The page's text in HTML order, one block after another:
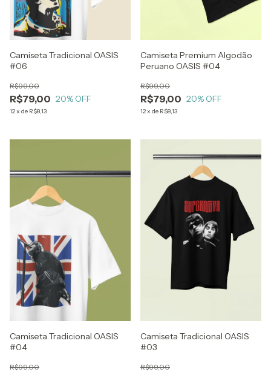
Camiseta Tradicional OASIS
#06
R$79,00
R$99,00
20% OFF
12x de R$8,13
Camiseta Premium Algodão
Peruano OASIS #04
R$79,00
R$99,00
20% OFF
12x de R$8,13
Camiseta Tradicional OASIS
#04
R$99,00
Camiseta Tradicional OASIS
#03
R$99,00